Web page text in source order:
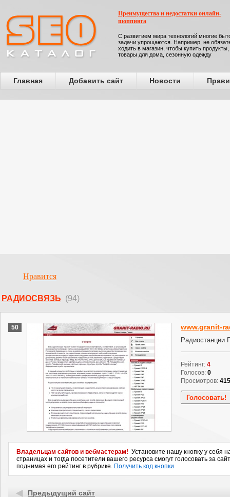
Преимущества и недостатки онлайн-
шоппинга
С развитием мира технологий многие
задачи упрощаются. Например, не
ходить в магазин, чтобы купить продукты,
товары для дома, сезонную одежду
Главная Добавить сайт Новости
Нравится
РАДИОСВЯЗЬ (94)
50 www.granit-
Радиостанции
Рейтинг: 4
Голосов: 0
Просмотров:
Владельцам сайтов и вебмастерам! Установите нашу кнопку у себя
страницах и тогда посетители вашего ресурса смогут голосовать за
поднимая его рейтинг в рубрике. Получить код кнопки
Предыдущий сайт